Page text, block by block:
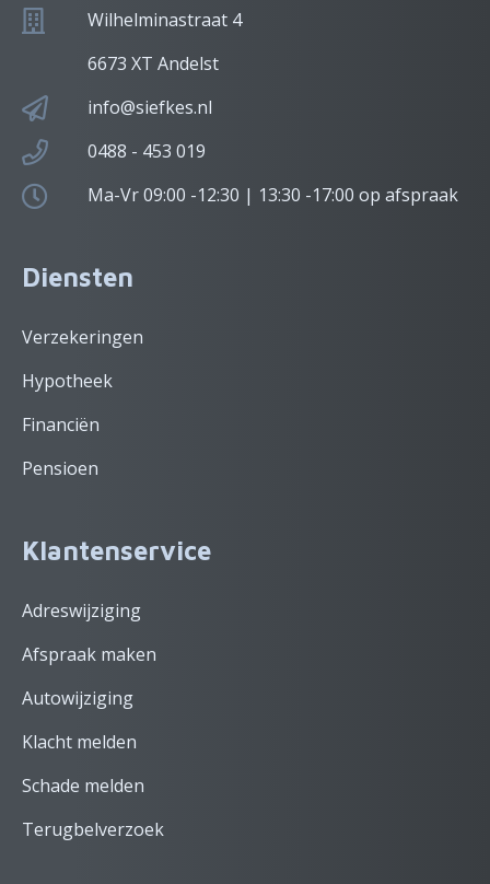
Wilhelminastraat 4
6673 XT Andelst
info@siefkes.nl
0488 - 453 019
Ma-Vr 09:00 -12:30 | 13:30 -17:00 op afspraak
Diensten
Verzekeringen
Hypotheek
Financiën
Pensioen
Klantenservice
Adreswijziging
Afspraak maken
Autowijziging
Klacht melden
Schade melden
Terugbelverzoek